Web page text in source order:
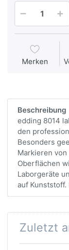
Merken
Beschreibung
edding 8014
den
Besonders
Markieren
Oberflächen
Laborgeräte
auf
Zuletzt